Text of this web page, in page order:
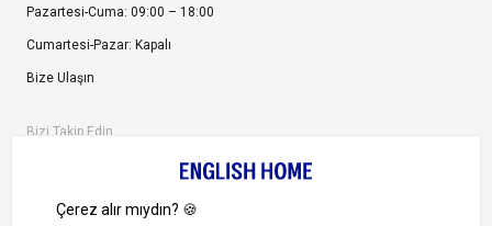
Pazartesi-Cuma: 09:00 – 18:00
Cumartesi-Pazar: Kapalı
Bize Ulaşın
Bizi Takip Edin